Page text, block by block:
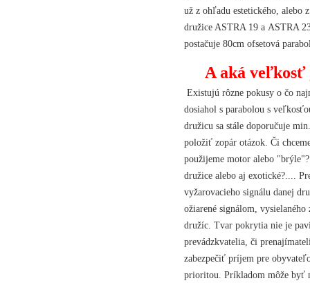
už z ohľadu estetického, alebo
družice ASTRA 19 a ASTRA
postačuje 80cm ofsetová
A aká veľkosť
Existujú rôzne pokusy o čo
dosiahol s parabolou s
družicu sa stále doporučuje
položiť zopár otázok. Či
použijeme motor alebo
družice alebo aj exotické?....
vyžarovacieho signálu danej
ožiarené signálom,
družíc. Tvar pokrytia nie je
prevádzkvatelia, či
zabezpečiť príjem pre
prioritou. Príkladom môže byť